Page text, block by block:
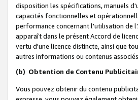
disposition les spécifications, manuels
capacités fonctionnelles et
performance concernant l'utilisation de
apparaît dans le présent Accord de
vertu d'une licence distincte, ainsi que
autres informations ou contenus
(b) Obtention de Contenu
Vous pouvez obtenir du contenu